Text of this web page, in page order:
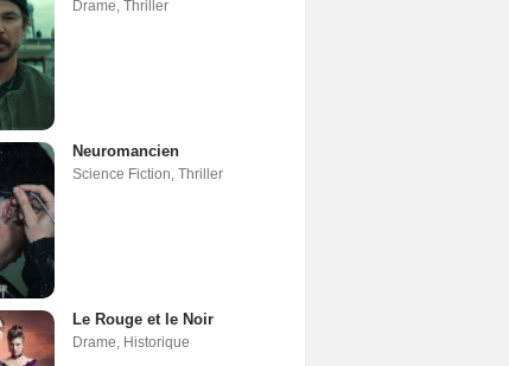
Drame, Thriller
Neuromancien
Science Fiction, Thriller
Le Rouge et le Noir
Drame, Historique